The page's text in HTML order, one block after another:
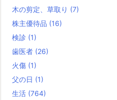
木の剪定、草取り (7)
株主優待品 (16)
検診 (1)
歯医者 (26)
火傷 (1)
父の日 (1)
生活 (764)